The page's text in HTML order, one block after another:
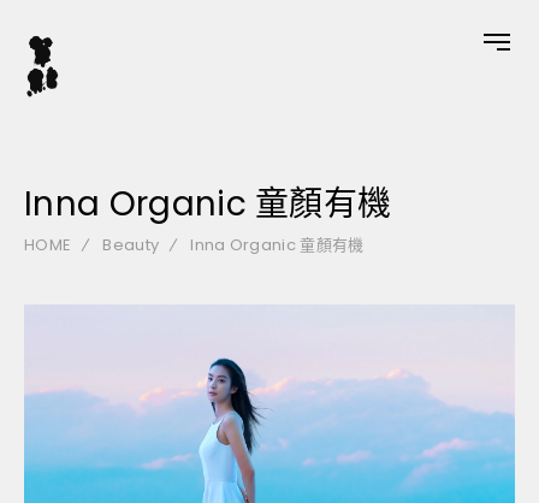
Inna Organic 童顏有機
HOME Beauty Inna Organic 童顏有機